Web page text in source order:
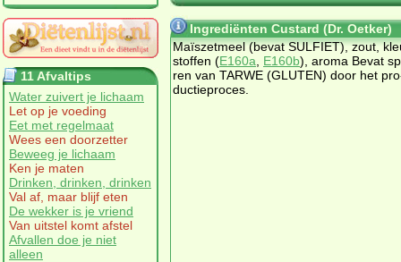
11 Afvaltips
Water zuivert je lichaam
Let op je voeding
Eet met regelmaat
Wees een doorzetter
Beweeg je lichaam
Ken je maten
Drinken, drinken, drinken
Val af, maar blijf eten
De wekker is je vriend
Van uitstel komt afstel
Afvallen doe je niet
alleen
Ingrediënten Custard (Dr. Oetker)
Maïszetmeel (be­vat SULFIET), zout,
stof­fen (E160a E160b), aro­ma Be­vat
ren van TAR­WE (GLU­TEN) door het
duc­tie­pro­ces.